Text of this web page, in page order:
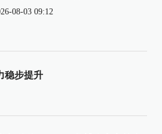
08-03 09:12
稳步提升